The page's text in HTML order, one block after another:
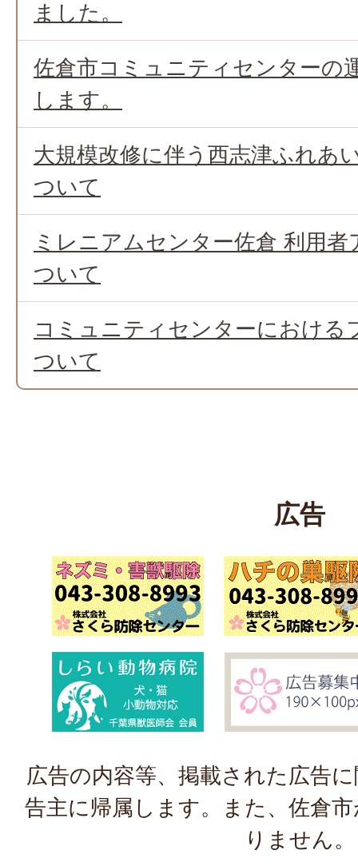
ました。
佐倉市コミュニティセンターの
します。
大規模改修に伴う西志津ふれあ
ついて
ミレニアムセンター佐倉 利用
ついて
コミュニティセンターにおける
ついて
広告
広告の内容等、掲載された広告
告主に帰属します。また、佐倉
りません。